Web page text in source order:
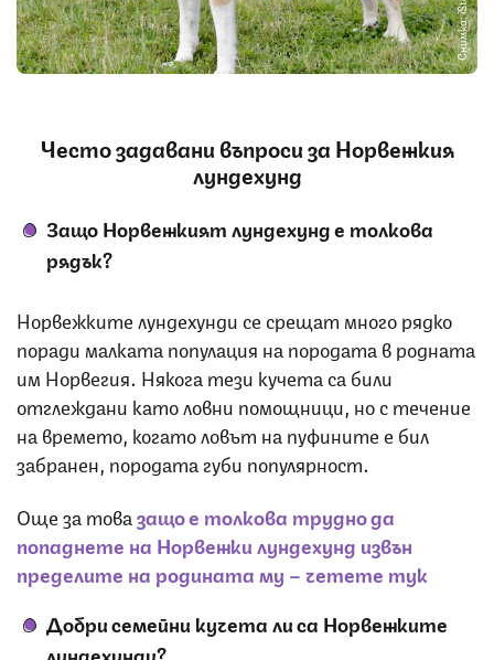
Снимка: iStock
Често задавани въпроси за Норвежкия
лундехунд
Защо Норвежкият лундехунд е толкова
рядък?
Норвежките лундехунди се срещат много рядко
поради малката популация на породата в родната
им Норвегия. Някога тези кучета са били
отглеждани като ловни помощници, но с течение
на времето, когато ловът на пуфините е бил
забранен, породата губи популярност.
Още за товазащо е толкова трудно да
попаднете на Норвежки лундехунд извън
пределите на родината му – четете тук
Добри семейни кучета ли са Норвежките
лундехунди?